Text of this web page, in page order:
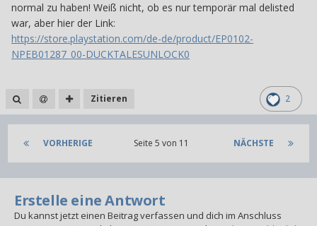
normal zu haben! Weiß nicht, ob es nur temporär mal delisted
war, aber hier der Link:
https://store.playstation.com/de-de/product/EP0102-
NPEB01287_00-DUCKTALESUNLOCK0
2
Zitieren
VORHERIGE NÄCHSTE
Seite 5 von 11
Erstelle eine Antwort
Du kannst jetzt einen Beitrag verfassen und dich im Anschluss